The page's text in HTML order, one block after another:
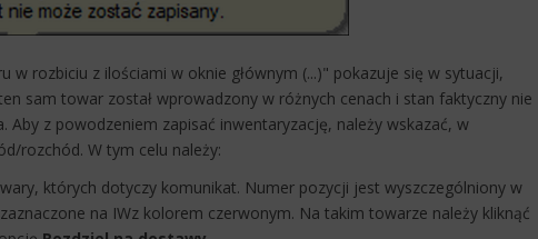
w rozbiciu z ilościami w oknie głównym (...)" pokazuje się w sytuacji,
sam towar został wprowadzony w różnych cenach i stan faktyczny nie
Aby z powodzeniem zapisać inwentaryzację, należy wskazać, w
rozchód. W tym celu należy:
których dotyczy komunikat. Numer pozycji jest wyszczególniony w
na IWz kolorem czerwonym. Na takim towarze należy kliknąć